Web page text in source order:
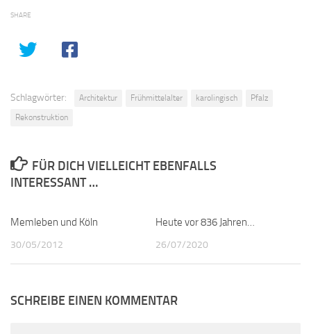
SHARE
Schlagwörter: Architektur Frühmittelalter karolingisch
Pfalz
Rekonstruktion
FÜR DICH VIELLEICHT EBENFALLS
INTERESSANT …
Memleben und Köln
30/05/2012
Heute vor 836 Jahren…
26/07/2020
SCHREIBE EINEN KOMMENTAR